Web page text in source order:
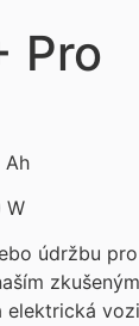
Pro
Ah
W
údržbu
elektrická